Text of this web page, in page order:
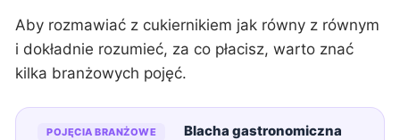
Aby rozmawiać z cukiernikiem jak równy z równym
i dokładnie rozumieć, za co płacisz, warto znać
kilka branżowych pojęć.
POJĘCIA BRANŻOWE
Blacha gastronomiczna